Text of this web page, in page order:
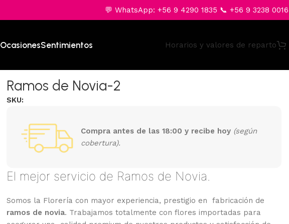
💬 WhatsApp: +56 9 4290 1835 📞 +56 9 3238 0016
OcasionesSentimientos Horarios y valores de reparto
Ramos de Novia-2
SKU:
Compra antes de las 18:00 y recibe hoy (según
cobertura).
El mejor servicio de Ramos de Novia.
Somos la Florería con mayor experiencia, prestigio en fabricación de
ramos de novia. Trabajamos totalmente con flores importadas para